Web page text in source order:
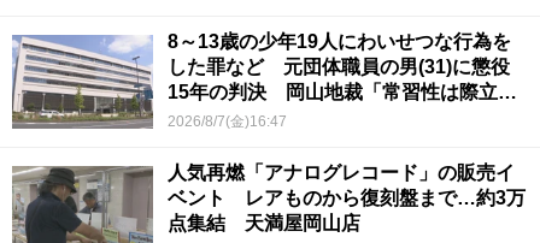
8～13歳の少年19人にわいせつな行為を
した罪など 元団体職員の男(31)に懲役
15年の判決 岡山地裁「常習性は際立っ
ていて被害結果も非常に重い」
2026/8/7(金)16:47
人気再燃「アナログレコード」の販売イ
ベント レアものから復刻盤まで…約3万
点集結 天満屋岡山店